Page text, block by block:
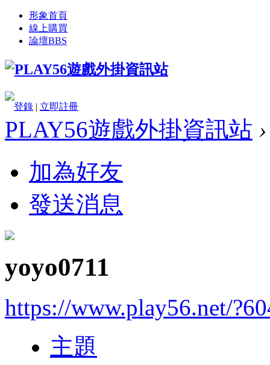
形象首頁
線上購買
論壇BBS
登錄 | 立即註冊
PLAY56遊戲外掛資訊站 ›
加為好友
發送消息
yoyo0711
https://www.play56.net/
主題